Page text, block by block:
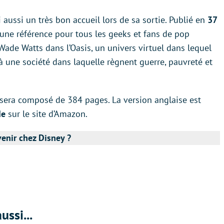
un très bon accueil lors de sa sortie. Publié en 37
référence pour tous les geeks et fans de pop
Watts dans l’Oasis, un univers virtuel dans lequel
société dans laquelle règnent guerre, pauvreté et
sera composé de 384 pages. La version anglaise est
sur le site d’Amazon.
chez Disney ?